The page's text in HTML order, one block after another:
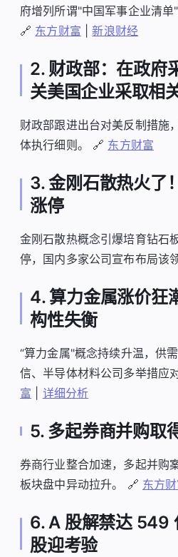
府增列所谓"中国军事企业清单
🔗 东方财富 |新浪财经
2. 财政部：在政府
关美国企业采取相
财政部跟进出台对美反制措施
体执行细则。 🔗 东方财富
3. 金刚石散热火了
涨停
金刚石散热概念引爆培育钻石
停，国内多家公司宣布布局该
4. 算力金属涨价狂
构性失衡
“算力金属"概念持续升温，供
信、半导体材料公司多举措应
富
详细分析
5. 多起券商并购取
券商行业整合加速，多起并购
板块盘中异动拉升。 🔗 东方
6. A 股解禁达 549
股迎考验